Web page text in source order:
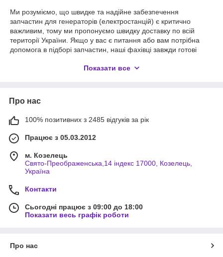
Ми розуміємо, що швидке та надійне забезпечення
запчастин для генераторів (електростанцій) є критично
важливим, тому ми пропонуємо швидку доставку по всій
території України. Якщо у вас є питання або вам потрібна
допомога в підборі запчастин, наші фахівці завжди готові
1. Не запускається бензогенератор:
або іншими факторами. У нашому магазині ви можете
придбати запчастини для системи запуску, такі як свічки
запалювання та стартери.
2. Втрати потужності:
достатньої потужності, це може бути викликано залишками
забруднень у системі пального або проблемами з
генератором електроенергії. У нашому асортименті є фільтри
повітря та запчастини для генератора.
3. Висока викиди чи шум:Бензогенератори повинні
працювати тихо та ефективно. Вищі рівні шуму або викидів
для виправлення цих проблем.
Показати все
Про нас
100% позитивних з 2485 відгуків за рік
Працює з 05.03.2012
м. Козелець
Свято-Преображенська,14 індекс 17000, Козелець,
Україна
Контакти
Сьогодні працює з 09:00 до 18:00
Показати весь графік роботи
Про нас